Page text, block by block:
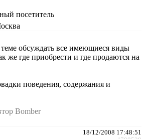
посетитель
обсуждать все имеющиеся виды
же где приобрести и где продаются на
поведения, содержания и
Bomber
18/12/2008 17:48:51